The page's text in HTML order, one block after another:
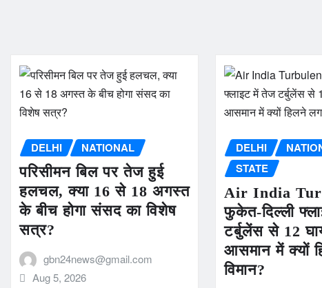
DELHI NATIONAL
परिसीमन बिल पर तेज हुई
हलचल, क्या 16 से 18 अगस्त
के बीच होगा संसद का विशेष
सत्र?
gbn24news@gmail.com
Aug 5, 2026
DELHI
STATE
Air India
फुकेत-दिल्ली
टर्बुलेंस से 12
आसमान में क्यों
विमान?